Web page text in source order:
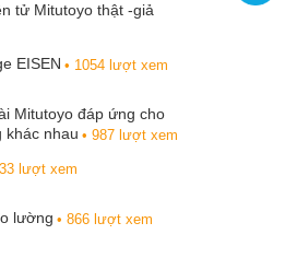
tử Mitutoyo thật -giả
EISEN • 1054 lượt xem
Mitutoyo đáp ứng cho
khác nhau • 987 lượt xem
lượt xem
lường • 866 lượt xem